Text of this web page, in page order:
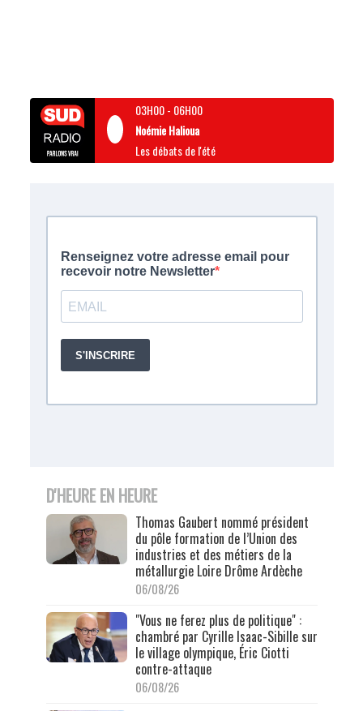
03H00- 06H00
Noémie Halioua
Les débats de l'été
D'HEURE EN HEURE
Thomas Gaubert nommé président
du pôle formation de l’Union des
industries et des métiers de la
métallurgie Loire Drôme Ardèche
06/08/26
"Vous ne ferez plus de politique" :
chambré par Cyrille Isaac-Sibille sur
le village olympique, Éric Ciotti
contre-attaque
06/08/26